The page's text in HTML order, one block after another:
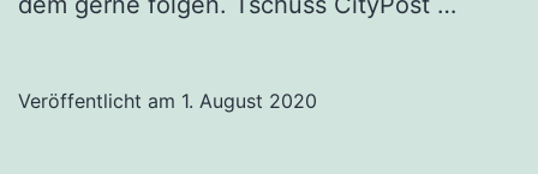
Veröffentlicht am 1. August 2020